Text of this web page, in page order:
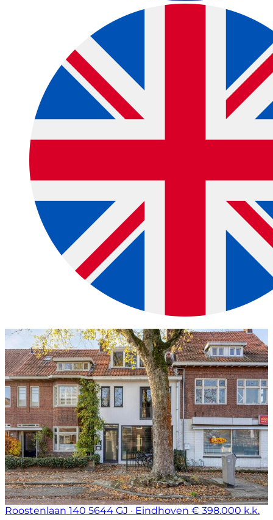
Roostenlaan 140 5644 GJ · Eindhoven € 398.000 k.k.